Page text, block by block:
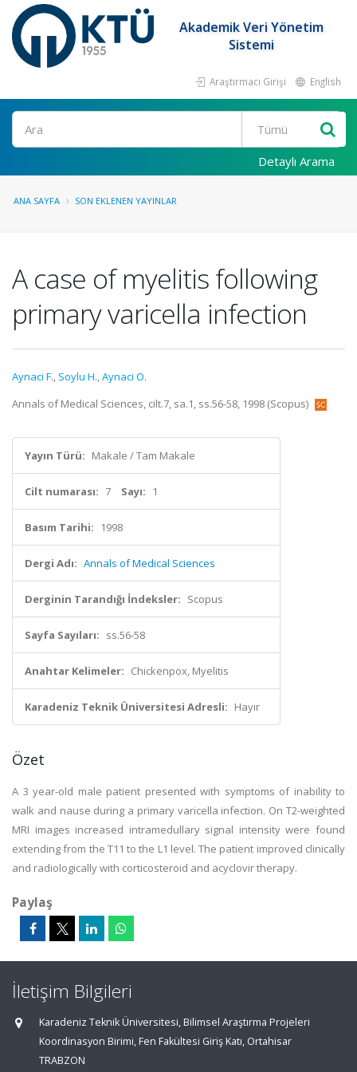
Akademik Veri Yönetim
Sistemi
Araştırmacı Girişi English
Ara
Detaylı Arama
ANA SAYFA SON EKLENEN YAYINLAR
A case of myelitis following
primary varicella infection
Aynaci F., Soylu H.,Aynaci O.
Annals of Medical Sciences, cilt.7, sa.1, ss.56-58, 1998 (Scopus)
Yayın Türü: Makale / Tam Makale
Cilt numarası: 7 Sayı: 1
Basım Tarihi: 1998
Dergi Adı: Annals of Medical Sciences
Derginin Tarandığı İndeksler: Scopus
Sayfa Sayıları: ss.56-58
Anahtar Kelimeler: Chickenpox, Myelitis
Karadeniz Teknik Üniversitesi Adresli: Hayır
Özet
A 3 year-old male patient presented with symptoms of inability to
walk and nause during a primary varicella infection. On T2-weighted
MRI images increased intramedullary signal intensity were found
extending from the T11 to the L1 level. The patient improved clinically
and radiologically with corticosteroid and acyclovir therapy.
Paylaş
İletişim Bilgileri
Karadeniz Teknik Üniversitesi, Bilimsel Araştırma Projeleri
Koordinasyon Birimi, Fen Fakültesi Giriş Katı, Ortahisar
TRABZON